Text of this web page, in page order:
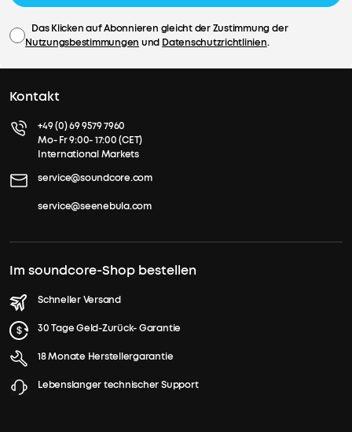
Das Klicken auf Abonnieren gleicht der Zustimmung der
Nutzungsbestimmungen und Datenschutzrichtlinien.
Kontakt
+49 (0) 69 9579 7960
Mo- Fr 9:00- 17:00 (CET)
International Markets
service@soundcore.com
service@seenebula.com
Im soundcore-Shop bestellen
Schneller Versand
30 Tage Geld-Zurück- Garantie
18 Monate Herstellergarantie
Lebenslanger technischer Support